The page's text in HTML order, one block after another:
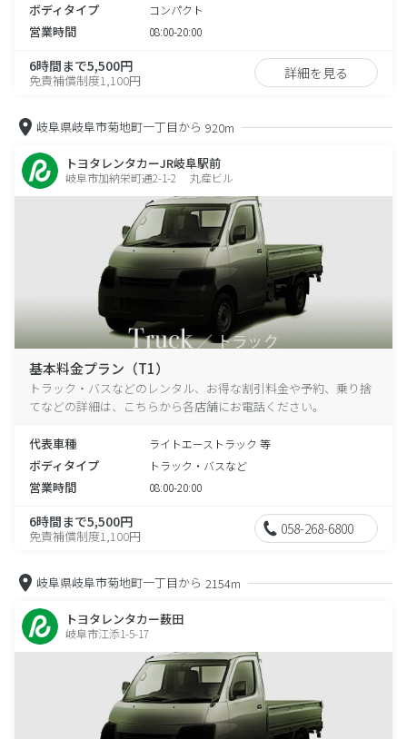
ボディタイプ コンパクト
営業時間 08:00-20:00
6時間まで5,500円
免責補償制度1,100円 詳細を見る
岐阜県岐阜市菊地町一丁目から 920m
トヨタレンタカーJR岐阜駅前
岐阜市加納栄町通2-1-2 丸産ビル
基本料金プラン（T1）
トラック・バスなどのレンタル、お得な割引料金や予約、乗り捨
てなどの詳細は、こちらから各店舗にお電話ください。
代表車種 ライトエーストラック 等
ボディタイプ トラック・バスなど
営業時間 08:00-20:00
6時間まで5,500円
免責補償制度1,100円 058-268-6800
岐阜県岐阜市菊地町一丁目から 2154m
トヨタレンタカー薮田
岐阜市江添1-5-17